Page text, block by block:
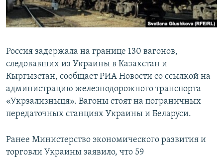
Россия задержала на границе 130 вагонов,
следовавших из Украины в Казахстан и
Кыргызстан, сообщает РИА Новости со ссылкой на
администрацию железнодорожного транспорта
«Укрзализныця». Вагоны стоят на пограничных
передаточных станциях Украины и Беларуси.
Ранее Министерство экономического развития и
торговли Украины заявило, что 59